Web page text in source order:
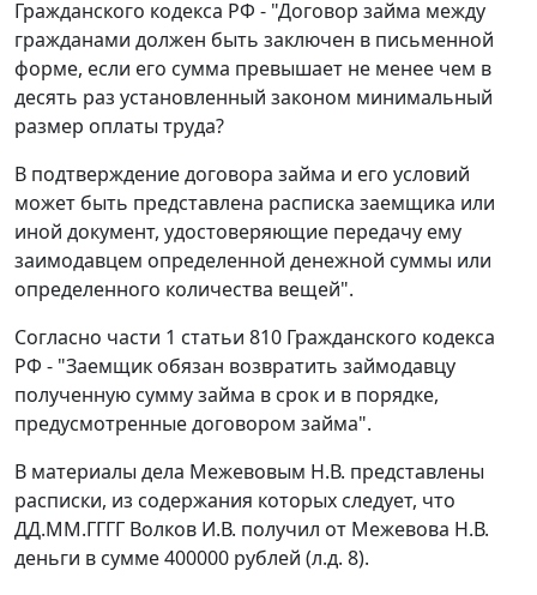
Гражданского кодекса РФ - "Договор займа между
гражданами должен быть заключен в письменной
форме, если его сумма превышает не менее чем в
десять раз установленный законом минимальный
размер оплаты труда?
В подтверждение договора займа и его условий
может быть представлена расписка заемщика или
иной документ, удостоверяющие передачу ему
заимодавцем определенной денежной суммы или
определенного количества вещей".
Согласно части 1 статьи 810 Гражданского кодекса
РФ - "Заемщик обязан возвратить займодавцу
полученную сумму займа в срок и в порядке,
предусмотренные договором займа".
В материалы дела Межевовым Н.В. представлены
расписки, из содержания которых следует, что
ДД.ММ.ГГГГ Волков И.В. получил от Межевова Н.В.
деньги в сумме 400000 рублей (л.д. 8).